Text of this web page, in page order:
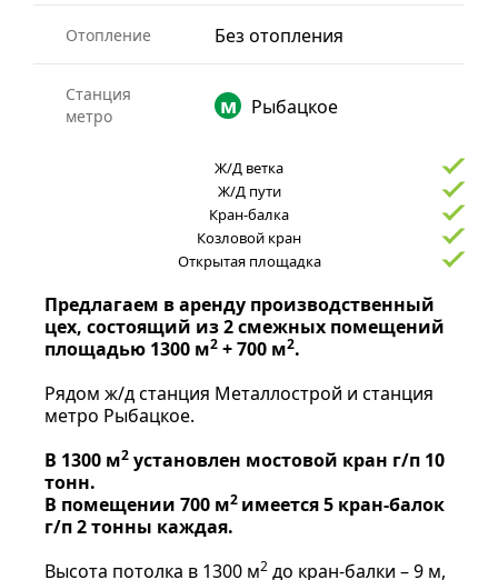
Отопление Без отопления
Станция
метро
Рыбацкое
Ж/Д ветка
Ж/Д пути
Кран-балка
Козловой кран
Открытая площадка
Предлагаем в аренду производственный
цех, состоящий из 2 смежных помещений
площадью 1300 м2 + 700 м2.
Рядом ж/д станция Металлострой и станция
метро Рыбацкое.
В 1300 м2 установлен мостовой кран г/п 10
тонн.
В помещении 700 м2 имеется 5 кран-балок
г/п 2 тонны каждая.
Высота потолка в 1300 м2 до кран-балки – 9 м,